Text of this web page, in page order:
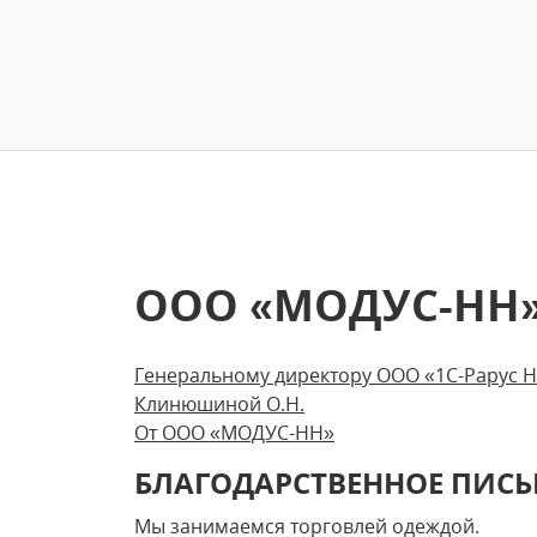
ООО «МОДУС-
Генеральному директору ООО «1С-Рарус
Клинюшиной О.Н.
От ООО «МОДУС-НН»
БЛАГОДАРСТВЕННОЕ
Мы занимаемся торговлей одеждой.